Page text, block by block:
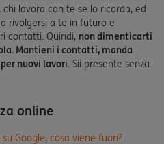
lavora con te se lo ricorda, ed
rivolgersi a te in futuro e
contatti. Quindi, non dimenticarti
Mantieni i contatti, manda
nuovi lavori. Sii presente senza
online
Google, cosa viene fuori?